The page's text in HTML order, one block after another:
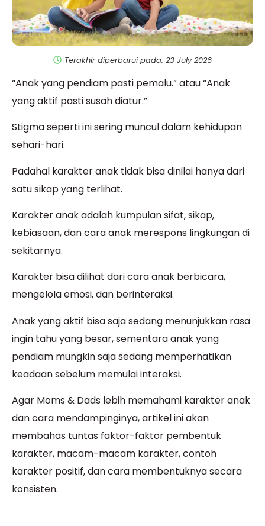
Terakhir diperbarui pada: 23 July 2026
“Anak yang pendiam pasti pemalu.” atau “Anak
yang aktif pasti susah diatur.”
Stigma seperti ini sering muncul dalam kehidupan
sehari-hari.
Padahal karakter anak tidak bisa dinilai hanya dari
satu sikap yang terlihat.
Karakter anak adalah kumpulan sifat, sikap,
kebiasaan, dan cara anak merespons lingkungan di
sekitarnya.
Karakter bisa dilihat dari cara anak berbicara,
mengelola emosi, dan berinteraksi.
Anak yang aktif bisa saja sedang menunjukkan rasa
ingin tahu yang besar, sementara anak yang
pendiam mungkin saja sedang memperhatikan
keadaan sebelum memulai interaksi.
Agar Moms & Dads lebih memahami karakter anak
dan cara mendampinginya, artikel ini akan
membahas tuntas faktor-faktor pembentuk
karakter, macam-macam karakter, contoh
karakter positif, dan cara membentuknya secara
konsisten.